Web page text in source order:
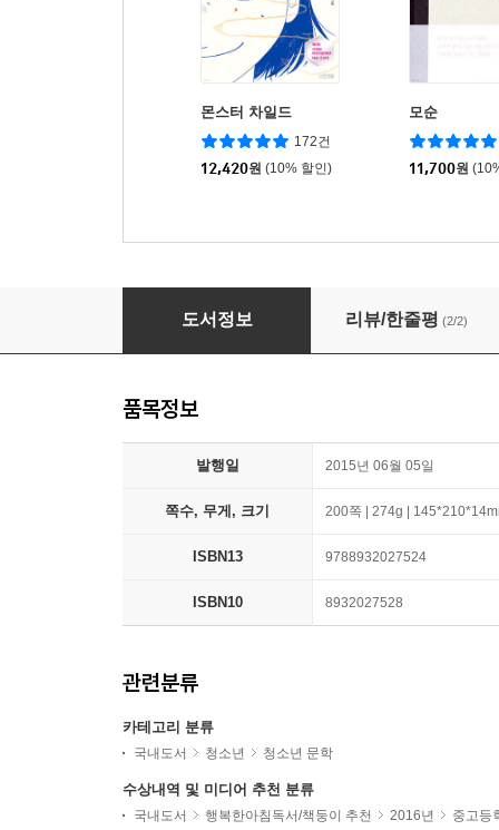
몬스터 차일드
172건
12,420원 (10% 할인)
모순
11,700원
나쁜 엄마
도서정보 리뷰/한줄평 (2/2)
품목정보
발행일 2015년 06월 05일
쪽수, 무게, 크기 200쪽 | 274g |
ISBN13 9788932027524
ISBN10 8932027528
관련분류
카테고리 분류
국내도서 청소년 청소년 문학
수상내역 및 미디어 추천 분류
국내도서 행복한아침독서/책둥이 추천 2016년
중고등